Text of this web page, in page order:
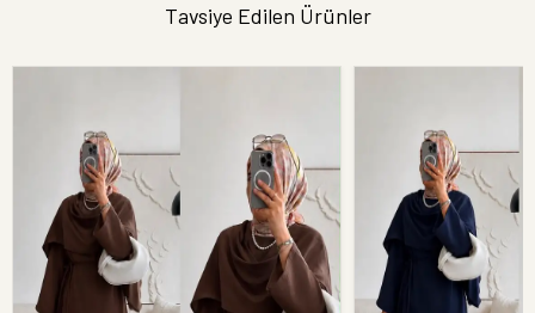
Tavsiye Edilen Ürünler